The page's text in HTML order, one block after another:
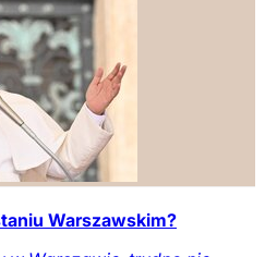
Warszawskim?